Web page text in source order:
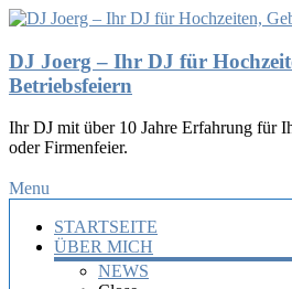
DJ Joerg – Ihr DJ für
Betriebsfeiern
Ihr DJ mit über 10 Jahre Erfahrung für
oder Firmenfeier.
Menu
STARTSEITE
ÜBER MICH
NEWS